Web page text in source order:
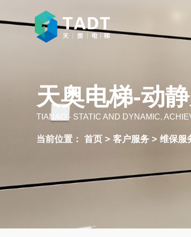
天奥电梯-动
TIANAO - STATIC AND DYNAMIC,
当前位置： 首页 > 客户服务 > 维保服